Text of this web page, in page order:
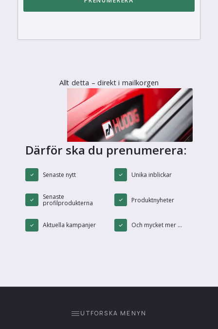
Allt detta – direkt i mailkorgen
Därför ska du prenumerera:
Senaste nytt Unika inblickar
Senaste
profilprodukterna Produktnyheter
Aktuella kampanjer Och mycket mer ...
UTFORSKA MENYN